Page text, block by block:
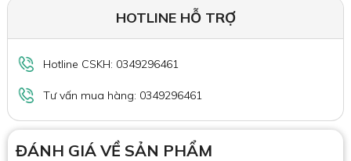
HOTLINE HỖ TRỢ
Hotline CSKH: 0349296461
Tư vấn mua hàng: 0349296461
ĐÁNH GIÁ VỀ SẢN PHẨM